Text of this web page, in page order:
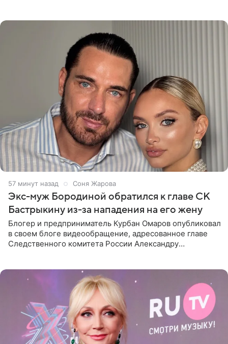
57 минут назад Соня Жарова
Экс-муж Бородиной обратился к главе СК
Бастрыкину из-за нападения на его жену
Блогер и предприниматель Курбан Омаров опубликовал
в своем блоге видеообращение, адресованное главе
Следственного комитета России Александру